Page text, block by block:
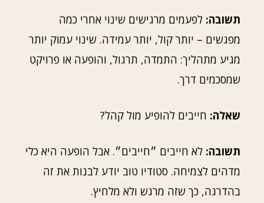
תשובה: לפעמים מרגישים שינוי אחרי כמה
מפגשים – יותר קול, יותר עמידה. שינוי עמוק יותר
מגיע מתהליך: התמדה, תרגול, והופעה או פרויקט
שמסכמים דרך.
שאלה: חייבים להופיע מול קהל?
תשובה: לא חייבים ״חייבים״. אבל הופעה היא כלי
מדהים לצמיחה. סטודיו טוב יודע לבנות את זה
בהדרגה, כך שזה מרגש ולא מלחיץ.